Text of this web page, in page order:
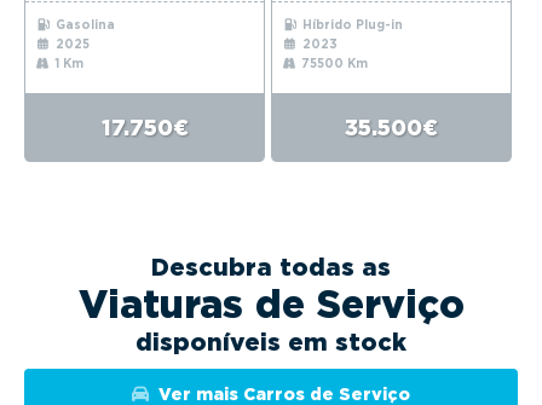
Gasolina
2025
1 Km
17.750€
Híbrido Plug-in
2023
75500 Km
35.500€
Descubra todas as
Viaturas de Serviço
disponíveis em stock
Ver mais Carros de Serviço